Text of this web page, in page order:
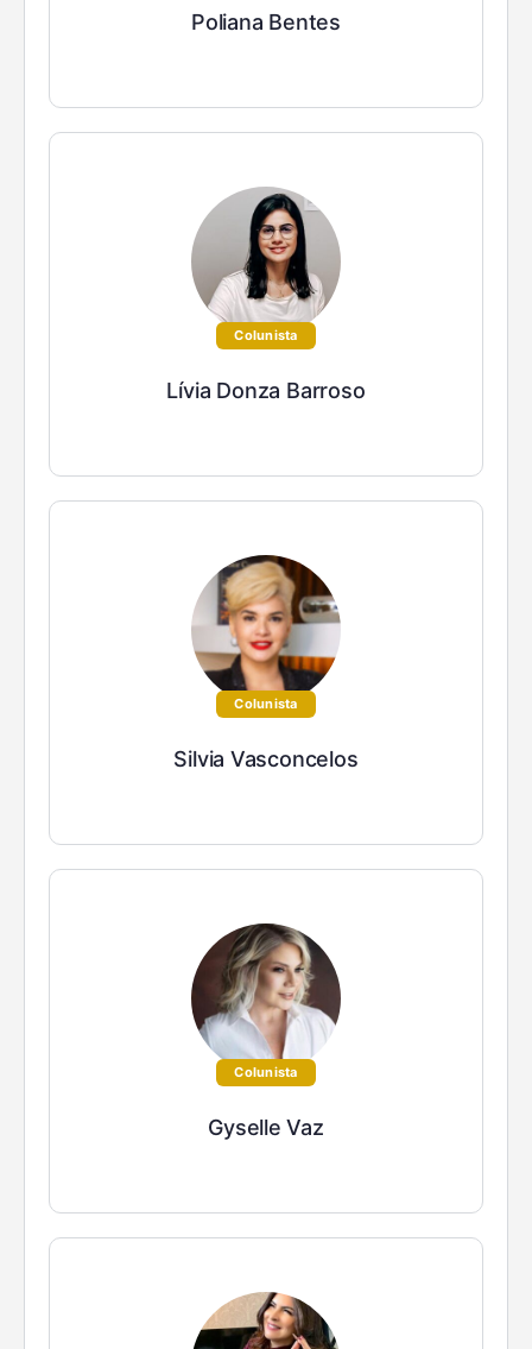
Poliana Bentes
Colunista
Lívia Donza Barroso
Colunista
Silvia Vasconcelos
Colunista
Gyselle Vaz